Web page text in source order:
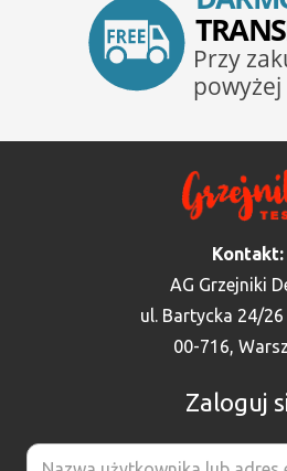
Kontakt:
AG Grzejniki
ul. Bartycka 24/26
00-716,
Zaloguj